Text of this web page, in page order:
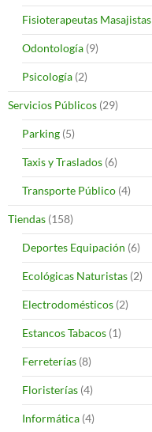
Fisioterapeutas Masajistas
Odontología (9)
Psicología (2)
Servicios Públicos (29)
Parking (5)
Taxis y Traslados (6)
Transporte Público (4)
Tiendas (158)
Deportes Equipación (6)
Ecológicas Naturistas (2)
Electrodomésticos (2)
Estancos Tabacos (1)
Ferreterías (8)
Floristerías (4)
Informática (4)